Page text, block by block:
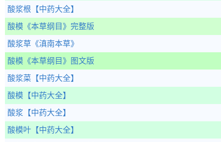
酸浆根 【中药大全】
酸模 《本草纲目》完整版
酸浆草 《滇南本草》
酸模 《本草纲目》图文版
酸浆菜 【中药大全】
酸模 【中药大全】
酸浆 【中药大全】
酸模叶 【中药大全】